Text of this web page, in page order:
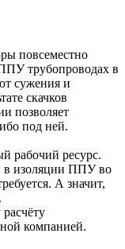
повсеместно
трубопроводах в
сужения и
скачков
позволяет
под ней.
рабочий ресурс.
в изоляции ППУ во
А значит,
компанией.